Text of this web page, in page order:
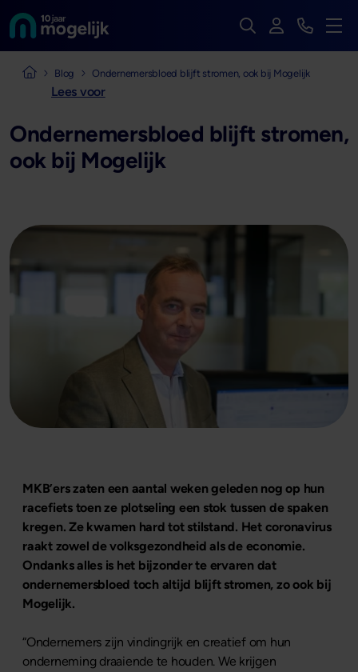
Naar de homepage van Zoek op de hele
InloggenBekijk
Menu
Naar de homepage van Mogelijk Vastgoedfinancieringen
Blog Ondernemersbloed blijft stromen, ook bij Mogelijk
Lees voor
Ondernemersbloed blijft stromen,
ook bij Mogelijk
MKB’ers zaten een aantal weken geleden nog op hun
racefiets toen ze plotseling een stok tussen de spaken
kregen. Ze kwamen hard tot stilstand. Het coronavirus
raakt zowel de volksgezondheid als de economie.
Ondanks alles is het bijzonder te ervaren dat
ondernemersbloed toch altijd blijft stromen, zo ook bij
Mogelijk.
“Ondernemers zijn vindingrijk en creatief om hun
onderneming draaiende te houden. We krijgen